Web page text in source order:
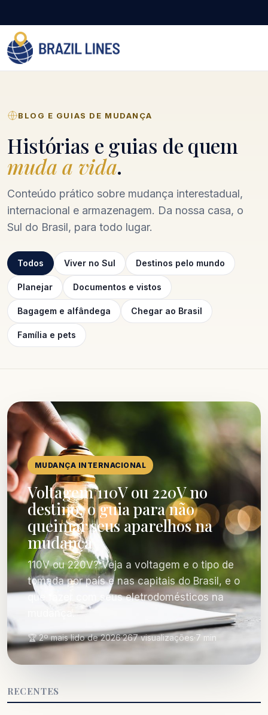
BLOG E GUIAS DE MUDANÇA
Histórias e guias de quem
muda a vida.
Conteúdo prático sobre mudança interestadual,
internacional e armazenagem. Da nossa casa, o
Sul do Brasil, para todo lugar.
Todos Viver no Sul Destinos pelo mundo
Planejar Documentos e vistos
Bagagem e alfândega Chegar ao Brasil
Família e pets
MUDANÇA INTERNACIONAL
Voltagem 110V ou 220V no
destino: o guia para não
queimar seus aparelhos na
mudança
110V ou 220V? Veja a voltagem e o tipo de
tomada por país e nas capitais do Brasil, e o
que fazer com seus eletrodomésticos na
🏆 2º mais lido de 2026·267 visualizações·7 min
RECENTES